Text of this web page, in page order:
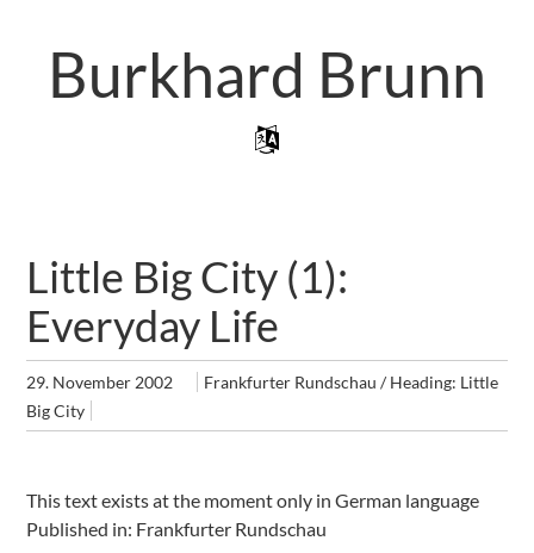
contentBurkhard Brunn
Little Big City (1):
Everyday Life
29. November 2002
Frankfurter Rundschau / Heading: Little
Big City
This text exists at the moment only in German language
Published in: Frankfurter Rundschau